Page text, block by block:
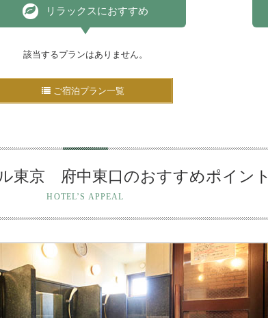
リラックスにおすすめ
該当するプランはありません。
ご宿泊プラン一覧
東京 府中東口のおすすめポイント
HOTEL’S APPEAL